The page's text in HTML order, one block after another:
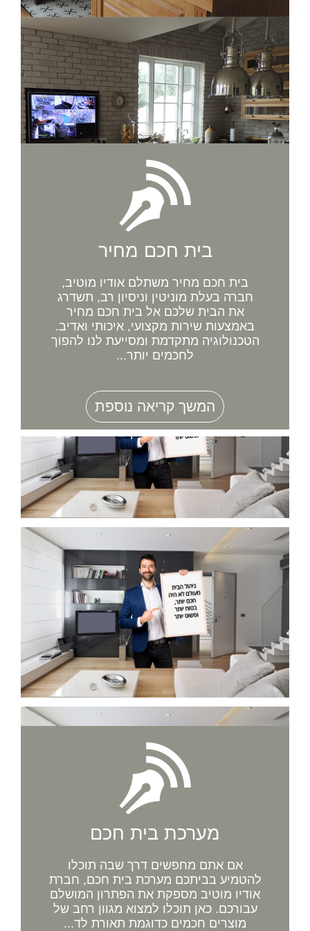
בית חכם מחיר
בית חכם מחיר משתלם אודיו מוטיב,
חברה בעלת מוניטין וניסיון רב, תשדרג
את הבית שלכם אל בית חכם מחיר
באמצעות שירות מקצועי, איכותי ואדיב.
הטכנולוגיה מתקדמת ומסייעת לנו להפוך
לחכמים יותר...
המשך קריאה נוספת
מערכת בית חכם
אם אתם מחפשים דרך שבה תוכלו
להטמיע בביתכם מערכת בית חכם, חברת
אודיו מוטיב מספקת את הפתרון המושלם
עבורכם. כאן תוכלו למצוא מגוון רחב של
מוצרים חכמים כדוגמת תאורת לד...